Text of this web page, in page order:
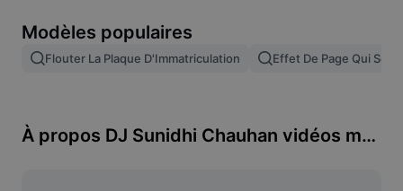
Fusion d'images
Redimensionner une image
Modèles populaires
Flouter La Plaque D'Immatriculation Effet De Page Qui Se
À propos DJ Sunidhi Chauhan vidéos musicales